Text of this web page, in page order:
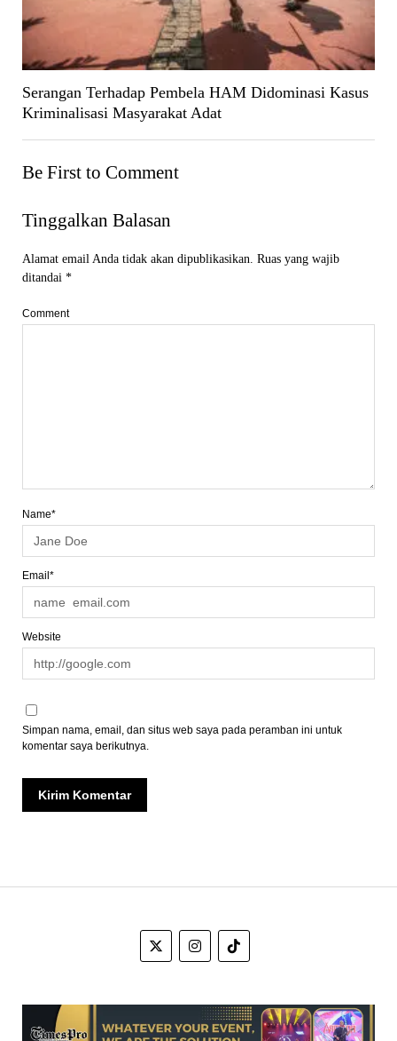
Serangan Terhadap Pembela HAM Didominasi Kasus
Kriminalisasi Masyarakat Adat
Be First to Comment
Tinggalkan Balasan
Alamat email Anda tidak akan dipublikasikan. Ruas yang wajib
ditandai *
Comment
Name*
Email*
Website
Simpan nama, email, dan situs web saya pada peramban ini untuk
komentar saya berikutnya.